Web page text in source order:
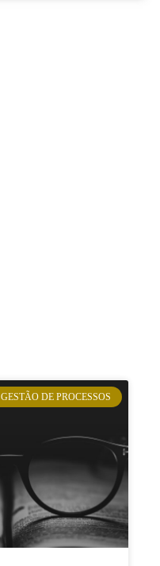
GESTÃO DE PROCESSOS